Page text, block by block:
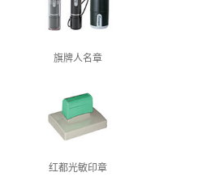
旗牌人名章
红都光敏印章